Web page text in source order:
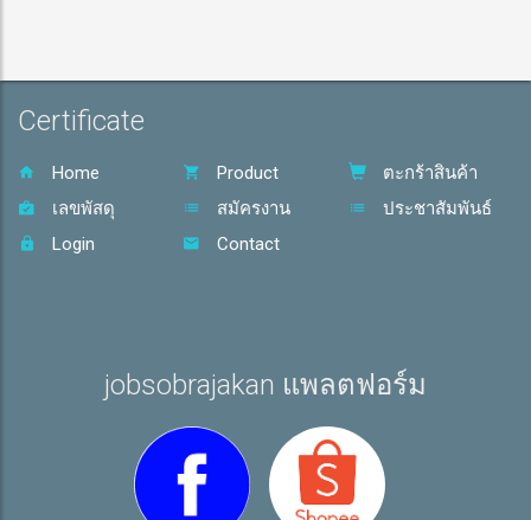
Certificate
Home Product
ตะกร้าสินค้า
เลขพัสดุ
สมัครงาน
ประชาสัมพันธ์
Login
Contact
jobsobrajakan แพลตฟอร์ม